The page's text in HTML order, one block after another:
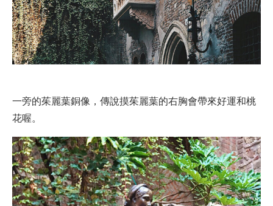
一旁的茱麗葉銅像，傳說摸茱麗葉的右胸會帶來好運和桃
花喔。